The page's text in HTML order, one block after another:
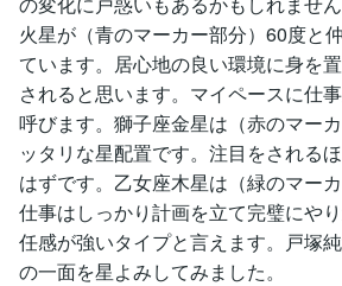
火星が（青のマーカー部分）60度と
ています。居心地の良い環境に身を
されると思います。マイペースに仕
呼びます。獅子座金星は（赤のマー
ッタリな星配置です。注目をされる
はずです。乙女座木星は（緑のマー
仕事はしっかり計画を立て完璧にや
任感が強いタイプと言えます。戸塚
の一面を星よみしてみました。